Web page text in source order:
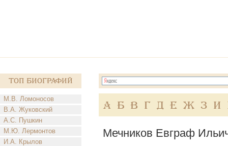
Топ Биографий
М.В. Ломоносов
В.А. Жуковский
А.С. Пушкин
М.Ю. Лермонтов
И.А. Крылов
А Б В Г Д Е Ж З И
Мечников Евграф